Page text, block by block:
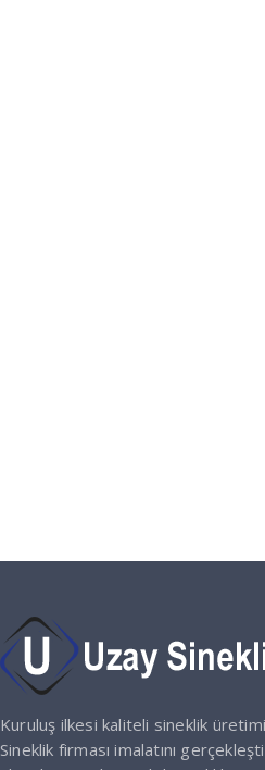
Kuruluş ilkesi kaliteli sineklik
Sineklik firması imalatını